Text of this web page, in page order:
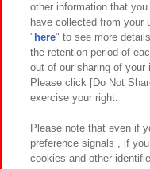
関連会社 サス
プライバシーポリシー
お取引先さまとと
カスタマーハラスメント対
other information that
have collected from
" here" to see more
the retention period of
out of our sharing of your
Please click [Do Not
exercise your right.
Please note that even if
preference signals , if
cookies and other